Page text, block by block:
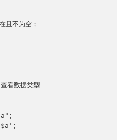
不为空；
数据类型